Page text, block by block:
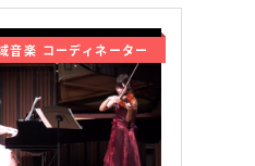
音楽 コーディネーター